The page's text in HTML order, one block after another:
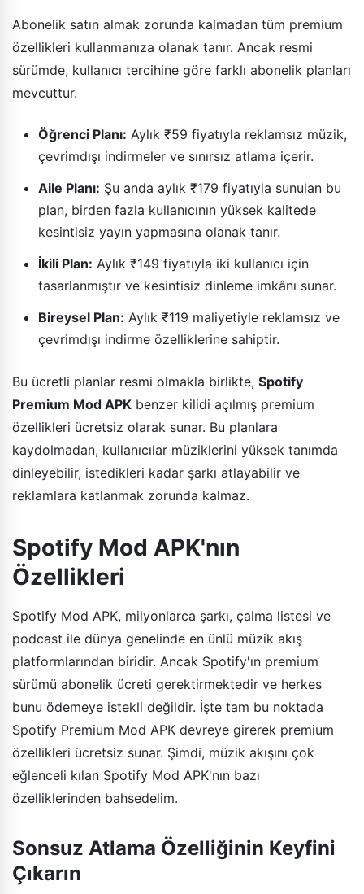
Abonelik satın almak zorunda kalmadan tüm premium
özellikleri kullanmanıza olanak tanır. Ancak resmi
sürümde, kullanıcı tercihine göre farklı abonelik planları
mevcuttur.
Öğrenci Planı: Aylık ₹59 fiyatıyla reklamsız müzik,
çevrimdışı indirmeler ve sınırsız atlama içerir.
Aile Planı: Şu anda aylık ₹179 fiyatıyla sunulan bu
plan, birden fazla kullanıcının yüksek kalitede
kesintisiz yayın yapmasına olanak tanır.
İkili Plan: Aylık ₹149 fiyatıyla iki kullanıcı için
tasarlanmıştır ve kesintisiz dinleme imkânı sunar.
Bireysel Plan: Aylık ₹119 maliyetiyle reklamsız ve
çevrimdışı indirme özelliklerine sahiptir.
Bu ücretli planlar resmi olmakla birlikte, Spotify
Premium Mod APK benzer kilidi açılmış premium
özellikleri ücretsiz olarak sunar. Bu planlara
kaydolmadan, kullanıcılar müziklerini yüksek tanımda
dinleyebilir, istedikleri kadar şarkı atlayabilir ve
reklamlara katlanmak zorunda kalmaz.
Spotify Mod APK'nın
Özellikleri
Spotify Mod APK, milyonlarca şarkı, çalma listesi ve
podcast ile dünya genelinde en ünlü müzik akış
platformlarından biridir. Ancak Spotify'ın premium
sürümü abonelik ücreti gerektirmektedir ve herkes
bunu ödemeye istekli değildir. İşte tam bu noktada
Spotify Premium Mod APK devreye girerek premium
özellikleri ücretsiz sunar. Şimdi, müzik akışını çok
eğlenceli kılan Spotify Mod APK'nın bazı
özelliklerinden bahsedelim.
Sonsuz Atlama Özelliğinin Keyfini
Çıkarın